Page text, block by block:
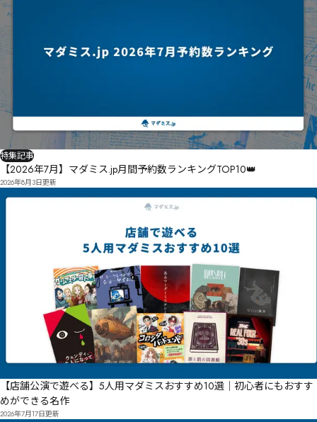
特集記事
【2026年7月】マダミス.jp月間予約数ランキングTOP10👑
2026年8月3日更新
【店舗公演で遊べる】5人用マダミスおすすめ10選｜初心者にもおすす
めができる名作
2026年7月17日更新